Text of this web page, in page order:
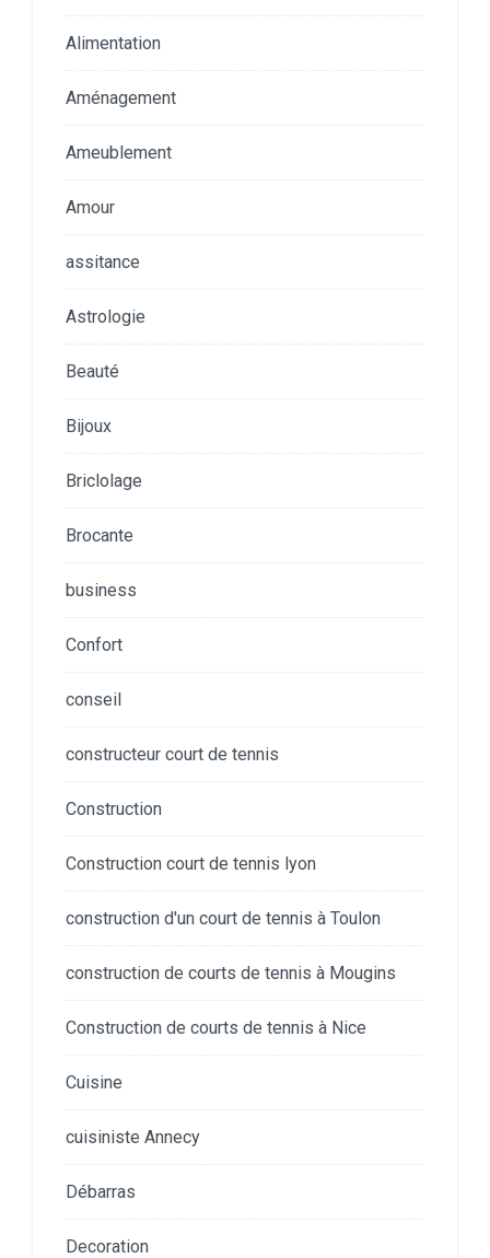
Alimentation
Aménagement
Ameublement
Amour
assitance
Astrologie
Beauté
Bijoux
Briclolage
Brocante
business
Confort
conseil
constructeur court de tennis
Construction
Construction court de tennis lyon
construction d'un court de tennis à Toulon
construction de courts de tennis à Mougins
Construction de courts de tennis à Nice
Cuisine
cuisiniste Annecy
Débarras
Decoration